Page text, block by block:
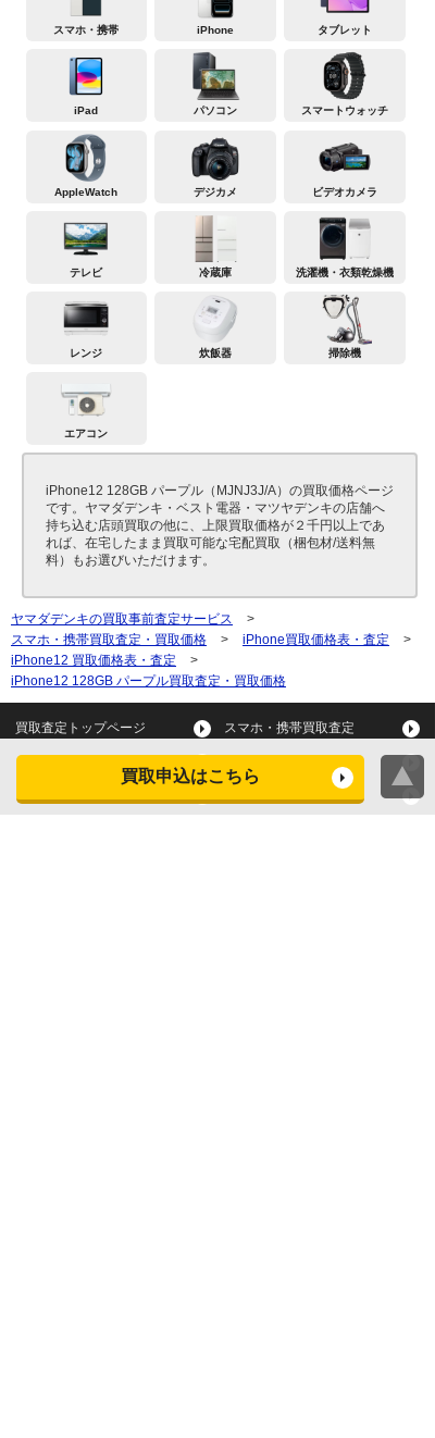
買取申込はこちら
スマホ・携帯 iPhone タブレット
iPad パソコン スマートウォッチ
AppleWatch デジカメ ビデオカメラ
テレビ 冷蔵庫 洗濯機・衣類乾燥機
レンジ 炊飯器 掃除機
エアコン
iPhone12 128GB パープル（MJNJ3J/A）の買取価格ページ
です。ヤマダデンキ・ベスト電器・マツヤデンキの店舗へ
持ち込む店頭買取の他に、上限買取価格が２千円以上であ
れば、在宅したまま買取可能な宅配買取（梱包材/送料無
料）もお選びいただけます。
ヤマダデンキの買取事前査定サービス
>
スマホ・携帯買取査定・買取価格
> iPhone買取価格表・査定
>
iPhone12 買取価格表・査定
>
iPhone12 128GB パープル買取査定・買取価格
買取査定トップページ スマホ・携帯買取査定
タブレット買取査定
スマートウォッチ買取査定